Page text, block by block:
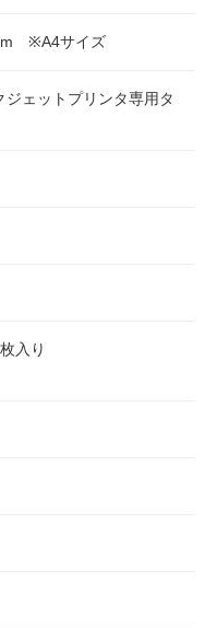
※A4サイズ
ェットプリンタ専用タ
入り